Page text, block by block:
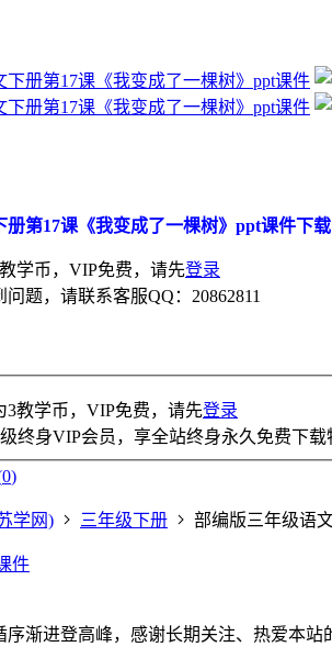
册第17课《我变成了一棵树》ppt课件下
教学币，VIP免费，请先登录
题，请联系客服QQ：20862811
3教学币，VIP免费，请先登录
终身VIP会员，享全站终身永久免费下
0)
学网) 三年级下册 部编版三年级语
件
序渐进登高峰，感谢长期关注、热爱本站